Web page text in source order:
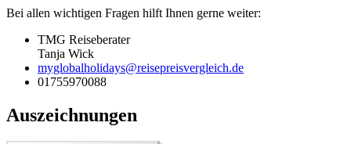
Bei allen wichtigen Fragen hilft Ihnen gerne weiter:
TMG Reiseberater
Tanja Wick
myglobalholidays@reisepreisvergleich.de
01755970088
Auszeichnungen